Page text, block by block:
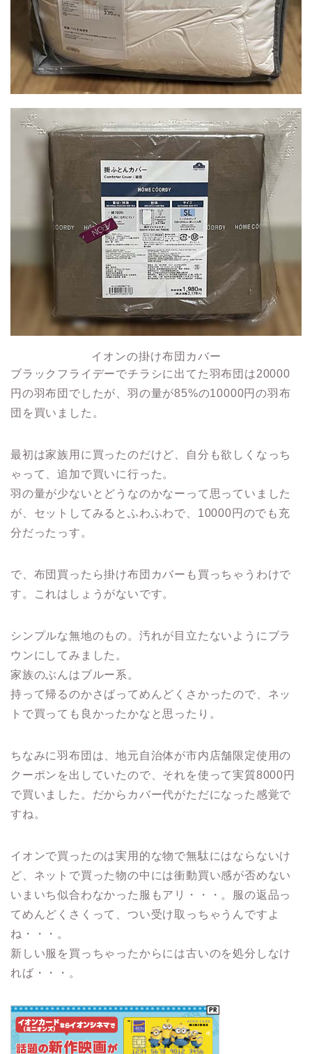
イオンの掛け布団カバー
ブラックフライデーでチラシに出てた羽布団は20000
円の羽布団でしたが、羽の量が85%の10000円の羽布
団を買いました。
最初は家族用に買ったのだけど、自分も欲しくなっち
ゃって、追加で買いに行った。
羽の量が少ないとどうなのかなーって思っていました
が、セットしてみるとふわふわで、10000円のでも充
分だったっす。
で、布団買ったら掛け布団カバーも買っちゃうわけで
す。これはしょうがないです。
シンプルな無地のもの。汚れが目立たないようにブラ
ウンにしてみました。
家族のぶんはブルー系。
持って帰るのかさばってめんどくさかったので、ネッ
トで買っても良かったかなと思ったり。
ちなみに羽布団は、地元自治体が市内店舗限定使用の
クーポンを出していたので、それを使って実質8000円
で買いました。だからカバー代がただになった感覚で
すね。
イオンで買ったのは実用的な物で無駄にはならないけ
ど、ネットで買った物の中には衝動買い感が否めない
いまいち似合わなかった服もアリ・・・。服の返品っ
てめんどくさくって、つい受け取っちゃうんですよ
ね・・・。
新しい服を買っちゃったからには古いのを処分しなけ
れば・・・。